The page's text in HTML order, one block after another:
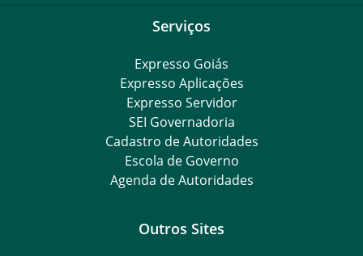
Serviços
Expresso Goiás
Expresso Aplicações
Expresso Servidor
SEI Governadoria
Cadastro de Autoridades
Escola de Governo
Agenda de Autoridades
Outros Sites